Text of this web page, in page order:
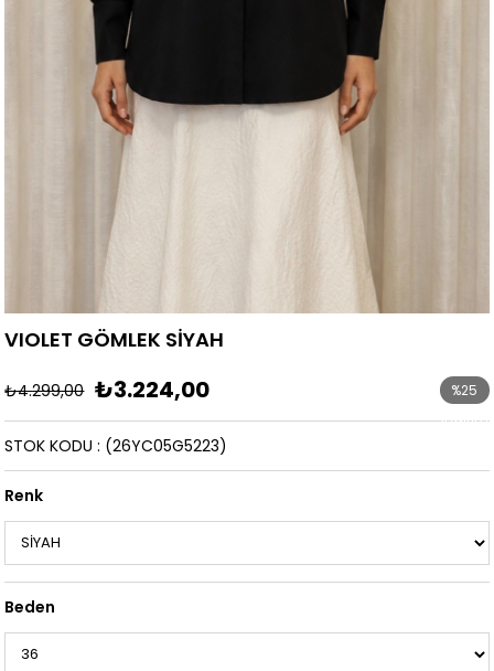
VIOLET GÖMLEK SİYAH
₺4.299,00 ₺3.224,00 %25
İndirim
(26YC05G5223)
STOK KODU
Renk
Beden